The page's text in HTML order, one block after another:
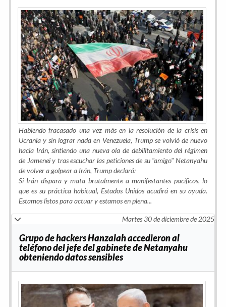
Habiendo fracasado una vez más en la resolución de la crisis en
Ucrania y sin lograr nada en Venezuela, Trump se volvió de nuevo
hacia Irán, sintiendo una nueva ola de debilitamiento del régimen
de Jamenei y tras escuchar las peticiones de su "amigo" Netanyahu
de volver a golpear a Irán, Trump declaró:
Si Irán dispara y mata brutalmente a manifestantes pacíficos, lo
que es su práctica habitual, Estados Unidos acudirá en su ayuda.
Estamos listos para actuar y estamos en plena...
Martes 30 de diciembre de 2025
Grupo de hackers Hanzalah accedieron al
teléfono del jefe del gabinete de Netanyahu
obteniendo datos sensibles